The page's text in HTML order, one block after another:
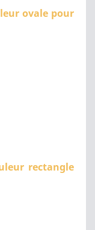
ovale pour
rectangle